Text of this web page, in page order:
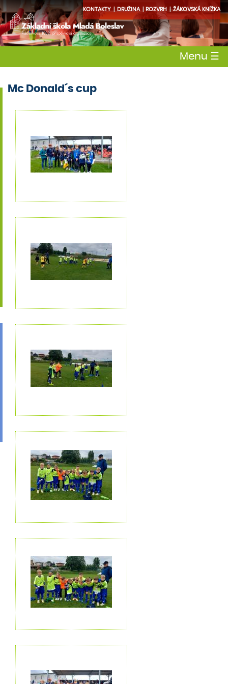
ŽÁKOVSKÁ KNÍŽKA
ROZVRH
DRUŽINA
KONTAKTY
Menu ☰
Mc Donald´s cup